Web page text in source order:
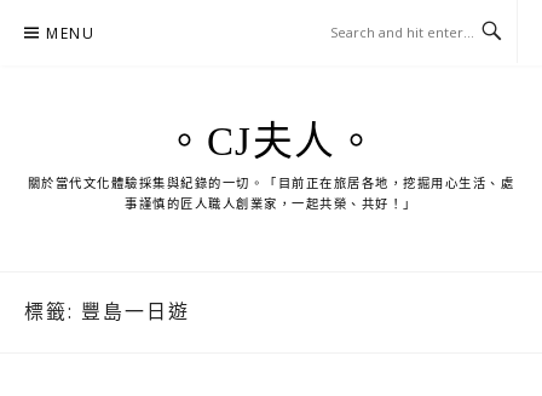
MENU
。CJ夫人。
關於當代文化體驗採集與紀錄的一切。「目前正在旅居各地，挖掘用心生活、處
事謹慎的匠人職人創業家，一起共榮、共好！」
標籤: 豐島一日遊